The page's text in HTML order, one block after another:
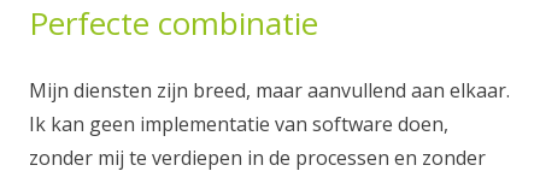
Perfecte combinatie
Mijn diensten zijn breed, maar aanvullend aan elkaar.
Ik kan geen implementatie van software doen,
zonder mij te verdiepen in de processen en zonder